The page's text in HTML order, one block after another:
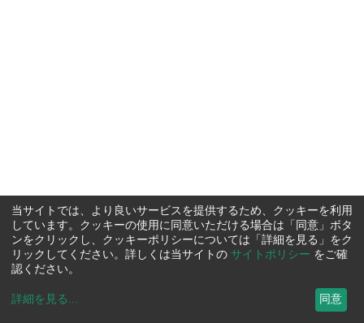
当サイトでは、より良いサービスを提供するため、クッキーを利用
しています。クッキーの使用に同意いただける場合は「同意」ボタ
ンをクリックし、クッキーポリシーについては「詳細を見る」をク
リックしてください。詳しくは当サイトの サイトポリシー をご確
認ください。
詳細を見る ... 同意